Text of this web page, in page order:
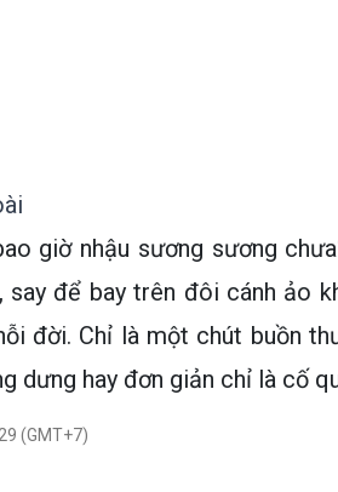
giờ nhậu sương sương
say để bay trên đôi cánh ảo
đời. Chỉ là một chút buồn
dưng hay đơn giản chỉ là cố
(GMT+7)